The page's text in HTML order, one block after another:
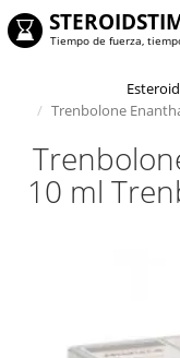
Tiempo de fuerza,
Trenbolone
10 ml